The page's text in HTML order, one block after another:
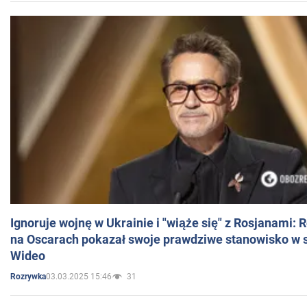
Ignoruje wojnę w Ukrainie i "wiąże się" z Rosjanami:
na Oscarach pokazał swoje prawdziwe stanowisko w
Wideo
Rozrywka03.03.2025 15:46 31